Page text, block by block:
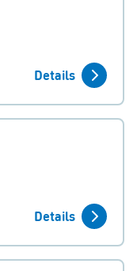
Details
Details